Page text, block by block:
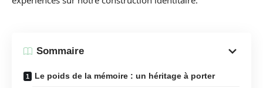
Sommaire
Le poids de la mémoire : un héritage à porter